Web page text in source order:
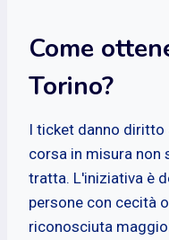
Come
Torino?
I ticket danno diritto
corsa in misura non
tratta. L'iniziativa è
persone con cecità
riconosciuta